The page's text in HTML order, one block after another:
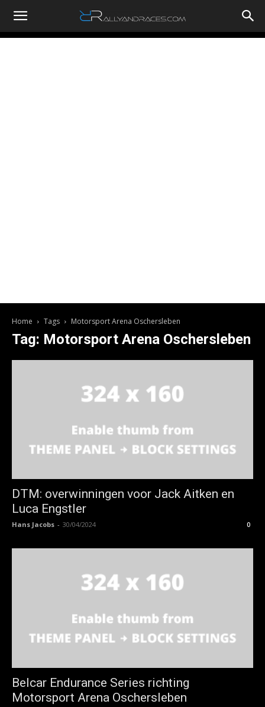
RallyandRaces.com
Home Tags Motorsport Arena Oschersleben
Tag: Motorsport Arena Oschersleben
DTM: overwinningen voor Jack Aitken en
Luca Engstler
Hans Jacobs - 30/04/2024 0
Belcar Endurance Series richting
Motorsport Arena Oschersleben